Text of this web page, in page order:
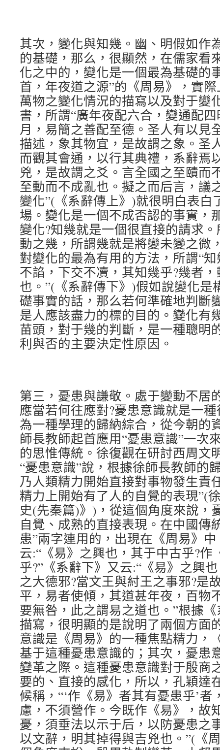
其次，變化與知幾。幽、明假如作
的基礎，那么，很顯然，在儒家看
化之中的，變化是一個最為基礎的
首，年夜道之源”的《周易》，實
萬物之變化情況的描寫以及對于變
書，所謂“廣年夜配六合，變通配
月，易簡之善配至德。圣人有以見
描述，象其物宜，是故謂之象。圣
而觀其會通，以行其典禮，系辭焉
兇，是故謂之爻。言全國之至賾而
至動而不成亂也。擬之而后言，議
變化”(《系辭傳上》)就很明白表白
場。變化是一個不成否認的事實，
變化?知幾就是一個很直接的請求
動之幾，所謂幾就是將變未變之微
對變化的最為有用的方法，所謂“
不諂，下交不凟，其知幾乎?幾者
也。”(《系辭傳下》)假如說變化是
礎事實的話，那么若何準確地判斷
是人應該盡力的標的目的。變化有
苗頭，對于幾的判斷，是一種聰明
利與否的主要決定性原因。
第三，憂患與謙敬。處于變動不居
應當若何往應對?憂患意識就是一
為一種學理的歸納綜合，從今朝的
師長教師起首應用“憂患意識”一次
的思惟傳統。徐復觀在研討西周文
“憂患意識”說，根據徐師長教師的
乃人類精力開始直接對事物發生責
精力上開始有了人的自覺的表現”(
史(先秦篇)》)，從這個角度來說，
自覺、成熟的直接表現。在中國傳
患”兩字連用的，出現在《周易》
云:“《易》之興也，其于中古乎?作
乎?”《系辭下》又云:“《易》之興
之大德邪?當文王與紂王之事邪?是
平，易者使傾，其道甚年夜，百物
要無咎，此之謂易之道也。”根據
描寫，很明顯的是說明了兩個方面
意識是《周易》的一種焦點精力，
基于這種憂患意識的；其次，憂患
變革之際。這種憂患意識對于殷商
要的、直接的感化，所以，孔穎達
候稱，“‘作《易》者其有憂患乎’
慮，不須營作。今既作《易》，故
憂，須垂法以示于后，以防憂患之
以文辭，明其掉得與吉兇也。”(《